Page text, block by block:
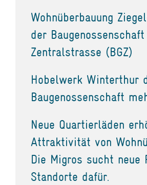
Wohnüberbauung
der Baugenossenschaft
Zentralstrasse (BGZ)
Hobelwerk Winterthur
Baugenossenschaft
Neue Quartierläden
Attraktivität von
Die Migros sucht neue
Standorte dafür.